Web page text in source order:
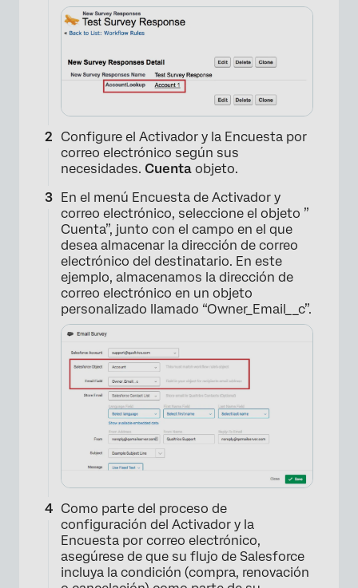
×
Configure el Activador y la Encuesta por
correo electrónico según sus
necesidades. Cuenta objeto.
En el menú Encuesta de Activador y
correo electrónico, seleccione el objeto ”
Cuenta”, junto con el campo en el que
desea almacenar la dirección de correo
electrónico del destinatario. En este
ejemplo, almacenamos la dirección de
correo electrónico en un objeto
personalizado llamado “Owner_Email__c”.
Como parte del proceso de
configuración del Activador y la
Encuesta por correo electrónico,
asegúrese de que su flujo de Salesforce
incluya la condición (compra, renovación